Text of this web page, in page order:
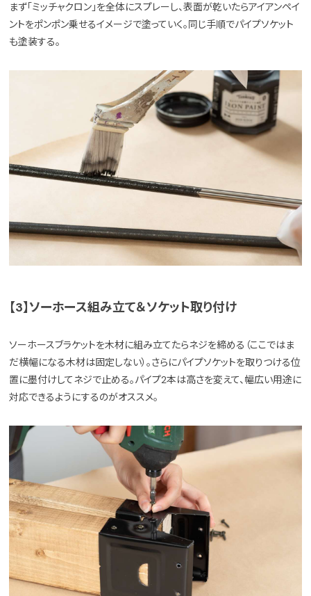
まず「ミッチャクロン」を全体にスプレーし、表面が乾いたらアイアンペイ
ントをポンポン乗せるイメージで塗っていく。同じ手順でパイプソケット
も塗装する。
【3】ソーホース組み立て＆ソケット取り付け
ソーホースブラケットを木材に組み立てたらネジを締める（ここではま
だ横幅になる木材は固定しない）。さらにパイプソケットを取りつける位
置に墨付けしてネジで止める。パイプ2本は高さを変えて、幅広い用途に
対応できるようにするのがオススメ。